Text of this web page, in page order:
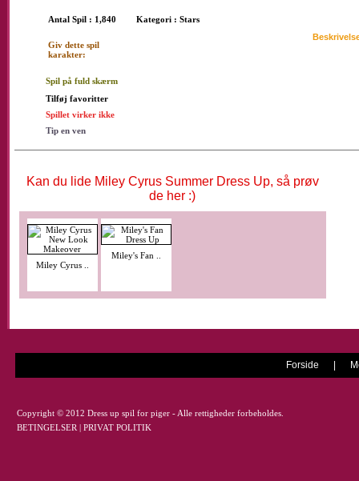
Antal Spil : 1,840 Kategori : Stars
Giv dette spil
karakter:
Spil på fuld skærm
Tilføj favoritter
Spillet virker ikke
Tip en ven
Up
Kan du lide Miley Cyrus Summer Dress Up, så prøv
de her :)
Miley Cyrus ..
Miley's Fan ..
Forside
Copyright © 2012 Dress up spil for piger - Alle rettigheder forbeholdes.
BETINGELSER | PRIVAT POLITIK